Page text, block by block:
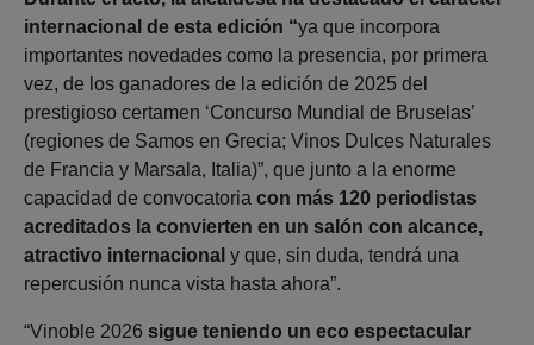
internacional de esta edición “ya que incorpora
importantes novedades como la presencia, por primera
vez, de los ganadores de la edición de 2025 del
prestigioso certamen ‘Concurso Mundial de Bruselas’
(regiones de Samos en Grecia; Vinos Dulces Naturales
de Francia y Marsala, Italia)”, que junto a la enorme
capacidad de convocatoria con más 120 periodistas
acreditados la convierten en un salón con alcance,
atractivo internacional y que, sin duda, tendrá una
repercusión nunca vista hasta ahora”.
“Vinoble 2026 sigue teniendo un eco espectacular